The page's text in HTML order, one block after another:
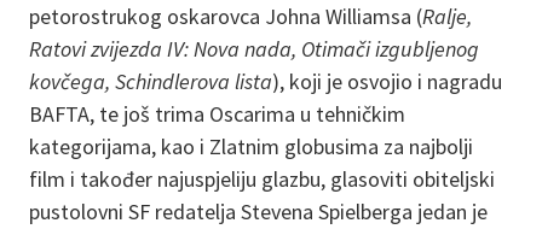
petorostrukog oskarovca Johna Williamsa (Ralje,
Ratovi zvijezda IV: Nova nada, Otimači izgubljenog
kovčega, Schindlerova lista), koji je osvojio i nagradu
BAFTA, te još trima Oscarima u tehničkim
kategorijama, kao i Zlatnim globusima za najbolji
film i također najuspjeliju glazbu, glasoviti obiteljski
pustolovni SF redatelja Stevena Spielberga jedan je